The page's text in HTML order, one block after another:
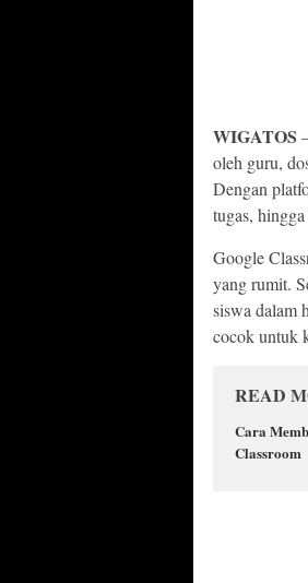
WIGATOS
oleh guru,
Dengan
tugas,
Google
yang rumit.
siswa dalam
cocok untuk
READ
Cara
Classroom